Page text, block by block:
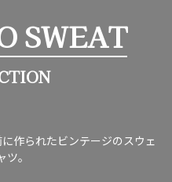
SWEAT
作られたビンテージのスウェ
ツ。